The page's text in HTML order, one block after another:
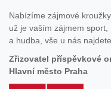
Nabízíme zájmové
už je vaším zájmem
a hudba, vše u nás
Zřizovatel příspěvkové
Hlavní město Praha